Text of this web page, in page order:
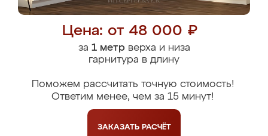
Цена: от 48 000 ₽
за 1 метрверха и низа
гарнитура в длину
Поможем рассчитать точную стоимость!
Ответим менее, чем за 15 минут!
ЗАКАЗАТЬ РАСЧЁТ